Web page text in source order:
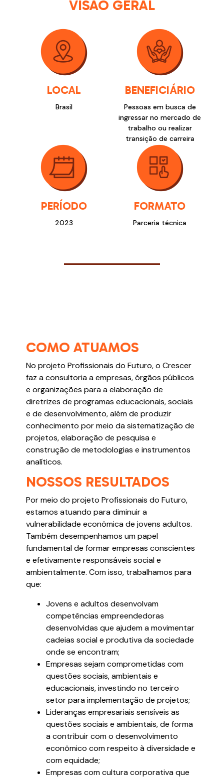
VISÃO GERAL
LOCAL
Brasil
BENEFICIÁRIO
Pessoas em busca de
ingressar no mercado de
trabalho ou realizar
transição de carreira
PERÍODO
2023
FORMATO
Parceria técnica
COMO ATUAMOS
No projeto Profissionais do Futuro, o Crescer
faz a consultoria a empresas, órgãos públicos
e organizações para a elaboração de
diretrizes de programas educacionais, sociais
e de desenvolvimento, além de produzir
conhecimento por meio da sistematização de
projetos, elaboração de pesquisa e
construção de metodologias e instrumentos
analíticos.
NOSSOS RESULTADOS
Por meio do projeto Profissionais do Futuro,
estamos atuando para diminuir a
vulnerabilidade econômica de jovens adultos.
Também desempenhamos um papel
fundamental de formar empresas conscientes
e efetivamente responsáveis social e
ambientalmente. Com isso, trabalhamos para
que:
Jovens e adultos desenvolvam
competências empreendedoras
desenvolvidas que ajudem a movimentar
cadeias social e produtiva da sociedade
onde se encontram;
Empresas sejam comprometidas com
questões sociais, ambientais e
educacionais, investindo no terceiro
setor para implementação de projetos;
Lideranças empresariais sensíveis as
questões sociais e ambientais, de forma
a contribuir com o desenvolvimento
econômico com respeito à diversidade e
com equidade;
Empresas com cultura corporativa que